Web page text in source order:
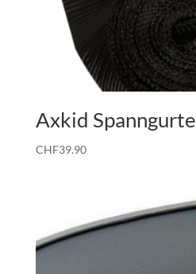
Axkid Spanngurte
CHF39.90